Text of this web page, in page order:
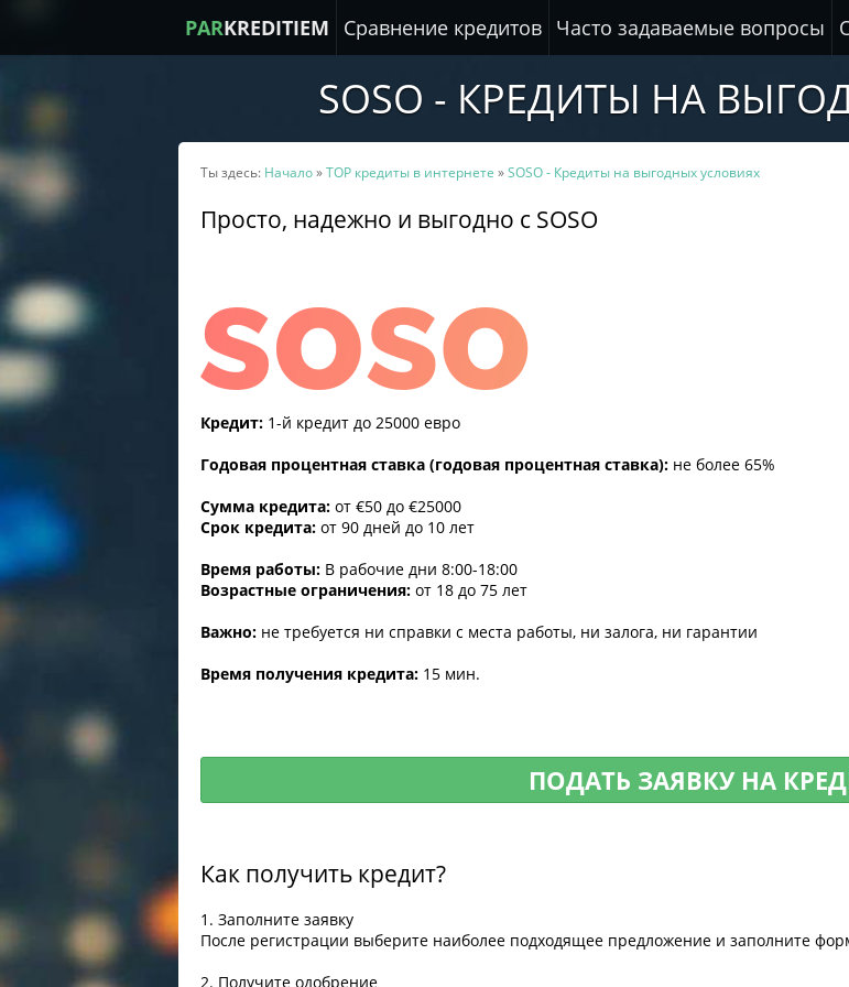
PARKREDITIEM Сравнение кредитов Часто задаваемые вопросы
SOSO - КРЕДИТЫ НА
Ты здесь: Начало»TOP кредиты в интернете »SOSO - Кредиты на выгодных условиях
Просто, надежно и выгодно с SOSO
Кредит: 1-й кредит до 25000 евро
Годовая процентная ставка (годовая процентная ставка): не более 65%
Сумма кредита: от €50 до €25000
Срок кредита: от 90 дней до 10 лет
Время работы: В рабочие дни 8:00-18:00
Возрастные ограничения: от 18 до 75 лет
Важно: не требуется ни справки с места работы, ни залога, ни гарантии
Время получения кредита: 15 мин.
ПОДАТЬ ЗАЯВКУ НА
Как получить кредит?
1. Заполните заявку
После регистрации выберите наиболее подходящее предложение и заполните
2. Получите одобрение